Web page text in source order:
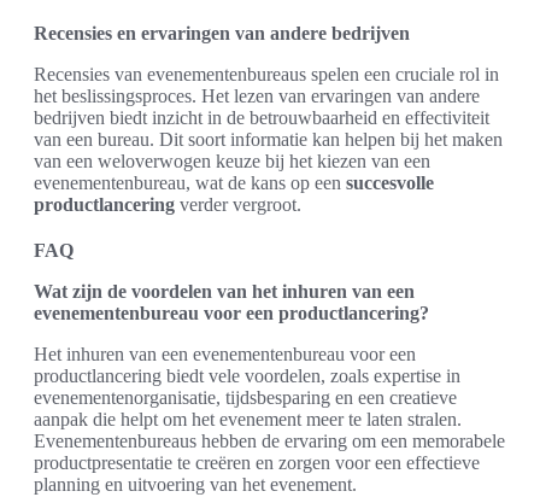
Recensies en ervaringen van andere bedrijven
Recensies van evenementenbureaus spelen een cruciale rol in
het beslissingsproces. Het lezen van ervaringen van andere
bedrijven biedt inzicht in de betrouwbaarheid en effectiviteit
van een bureau. Dit soort informatie kan helpen bij het maken
van een weloverwogen keuze bij het kiezen van een
evenementenbureau, wat de kans op een succesvolle
productlancering verder vergroot.
FAQ
Wat zijn de voordelen van het inhuren van een
evenementenbureau voor een productlancering?
Het inhuren van een evenementenbureau voor een
productlancering biedt vele voordelen, zoals expertise in
evenementenorganisatie, tijdsbesparing en een creatieve
aanpak die helpt om het evenement meer te laten stralen.
Evenementenbureaus hebben de ervaring om een memorabele
productpresentatie te creëren en zorgen voor een effectieve
planning en uitvoering van het evenement.